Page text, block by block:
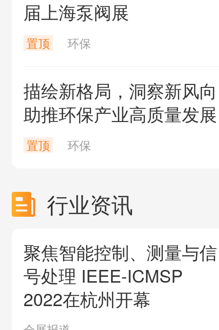
届上海泵阀展
置顶 环保
描绘新格局，洞察新风
助推环保产业高质量发展
置顶 环保
行业资讯
聚焦智能控制、测量与信
号处理 IEEE-ICMSP
2022在杭州开幕